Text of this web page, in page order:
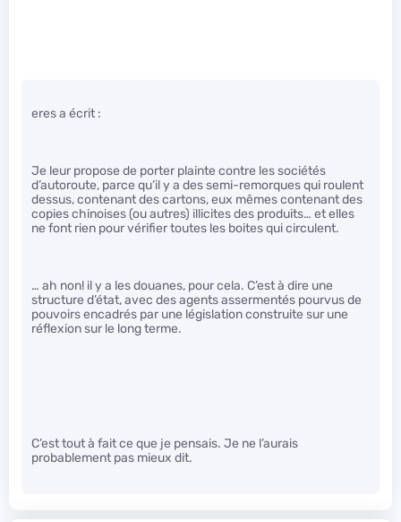
eres a écrit :
Je leur propose de porter plainte contre les sociétés
d’autoroute, parce qu’il y a des semi-remorques qui roulent
dessus, contenant des cartons, eux mêmes contenant des
copies chinoises (ou autres) illicites des produits… et elles
ne font rien pour vérifier toutes les boites qui circulent.
… ah non! il y a les douanes, pour cela. C’est à dire une
structure d’état, avec des agents assermentés pourvus de
pouvoirs encadrés par une législation construite sur une
réflexion sur le long terme.
C’est tout à fait ce que je pensais. Je ne l’aurais
probablement pas mieux dit.